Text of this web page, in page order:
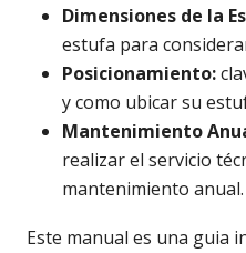
Dimensiones de la
estufa para
Posicionamiento:
y como ubicar su
Mantenimiento
realizar el servicio
mantenimiento anual.
Este manual es una guia